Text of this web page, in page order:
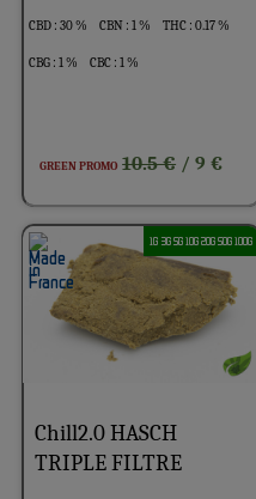
CBD : 30 % CBN : 1 % THC : 0.17 %
CBG : 1 % CBC : 1 %
GREEN PROMO 10.5 € / 9 €
1G 3G 5G 10G 20G 50G 100G
Chill2.0 HASCH
TRIPLE FILTRE